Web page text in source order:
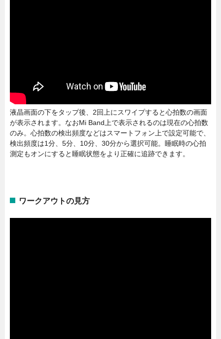
液晶画面の下をタップ後、2回上にスワイプすると心拍数の画面
が表示されます。なおMi Band上で表示されるのは現在の心拍数
のみ。心拍数の検出頻度などはスマートフォン上で設定可能で、
検出頻度は1分、5分、10分、30分から選択可能。睡眠時の心拍
測定もオンにすると睡眠状態をより正確に追跡できます。
ワークアウトの見方